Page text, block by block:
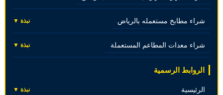
شراء مطابخ مستعمله بالرياض نبذة ▼
شراء معدات المطاعم المستعملة نبذة ▼
الروابط الرسمية
الرئيسية نبذة ▼